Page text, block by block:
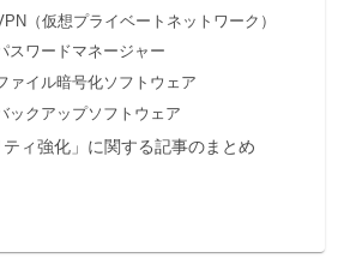
（仮想プライベートネットワーク）
スワードマネージャー
ァイル暗号化ソフトウェア
ックアップソフトウェア
ティ強化」に関する記事のまとめ